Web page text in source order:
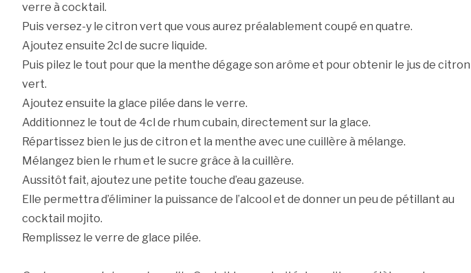
verre à cocktail.
Puis versez-y le citron vert que vous aurez préalablement coupé en quatre.
Ajoutez ensuite 2cl de sucre liquide.
Puis pilez le tout pour que la menthe dégage son arôme et pour obtenir le jus de citron
vert.
Ajoutez ensuite la glace pilée dans le verre.
Additionnez le tout de 4cl de rhum cubain, directement sur la glace.
Répartissez bien le jus de citron et la menthe avec une cuillère à mélange.
Mélangez bien le rhum et le sucre grâce à la cuillère.
Aussitôt fait, ajoutez une petite touche d’eau gazeuse.
Elle permettra d’éliminer la puissance de l’alcool et de donner un peu de pétillant au
cocktail mojito.
Remplissez le verre de glace pilée.